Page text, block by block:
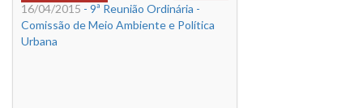
16/04/2015 - 9ª Reunião Ordinária -
Comissão de Meio Ambiente e Política
Urbana